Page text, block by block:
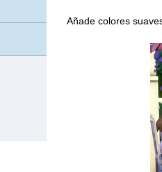
Añade colores